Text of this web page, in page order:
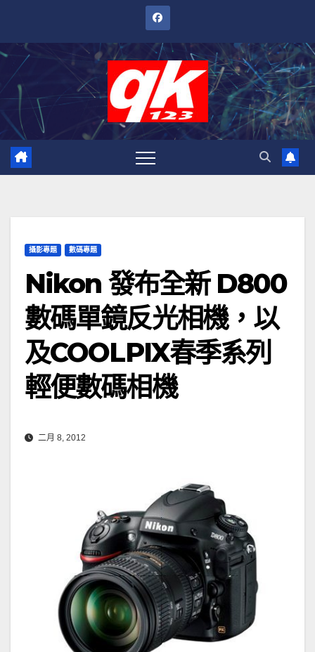
內
攝影專題 數碼專題
Nikon 發布全新 D800
數碼單鏡反光相機，以
及COOLPIX春季系列
輕便數碼相機
二月 8, 2012